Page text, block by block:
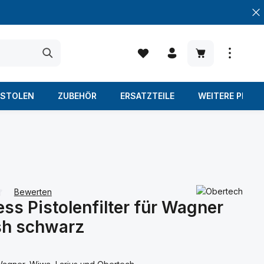
Warenkorb
ZUBEHÖR ERSATZTEILE WEITERE
Bewertung von 0 von 5 Sternen
Bewerten
Pistolenfilter für Wagner
schwarz